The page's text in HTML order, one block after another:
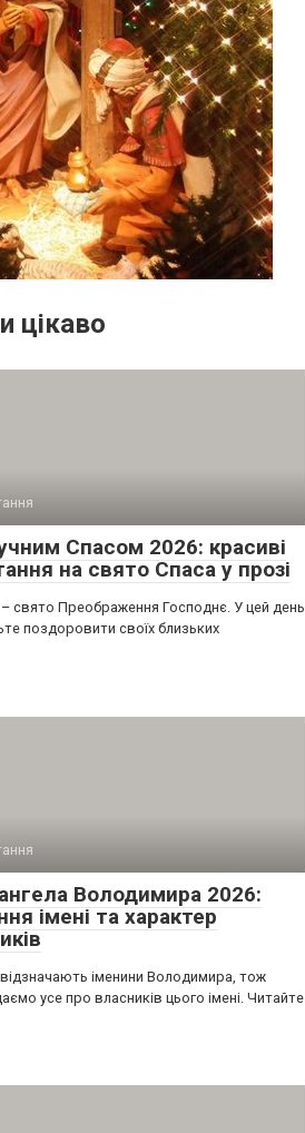
цікаво
Спасом 2026: красиві
на свято Спаса у прозі
свято Преображення Господнє. У цей день
поздоровити своїх близьких
Володимира 2026:
імені та характер
іменини Володимира, тож
усе про власників цього імені. Читайте